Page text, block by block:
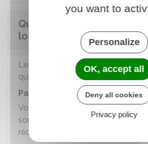
Quelles sont les
locataire d'une LOA ?
Les obligations que vous devez
que locataire sont prévues dans
Paiement des loyers
Vous avez l'obligation de payer
sont fixés dans le contrat à partir
réception du véhicule.
you want to
Personalize
OK, accept all
Deny all cookies
Privacy policy